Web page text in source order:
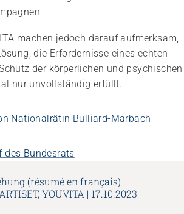
machen jedoch darauf aufmerksam,
die Erfordernisse eines echten
der körperlichen und psychischen
nur unvollständig erfüllt.
Nationalrätin Bulliard-Marbach
des Bundesrats
(résumé en français) |
YOUVITA | 17.10.2023